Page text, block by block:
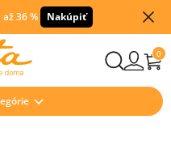
36 % Nakúpiť
0